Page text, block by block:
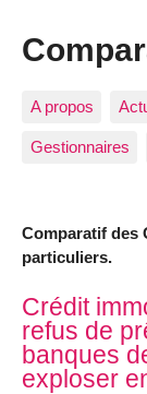
A propos
Gestionnaires
Comparatif des
particuliers.
Articles les
Crédit
refus de
banques
exploser